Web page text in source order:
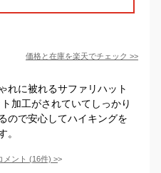
価格と在庫を楽天でチェック >>
れに被れるサファリハット
加工がされていてしっかり
ので安心してハイキングを
。
メント (16件) >